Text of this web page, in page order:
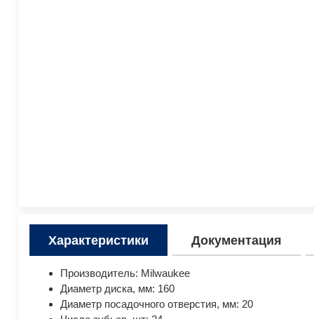
Характеристики Документация
Производитель: Milwaukee
Диаметр диска, мм: 160
Диаметр посадочного отверстия, мм: 20